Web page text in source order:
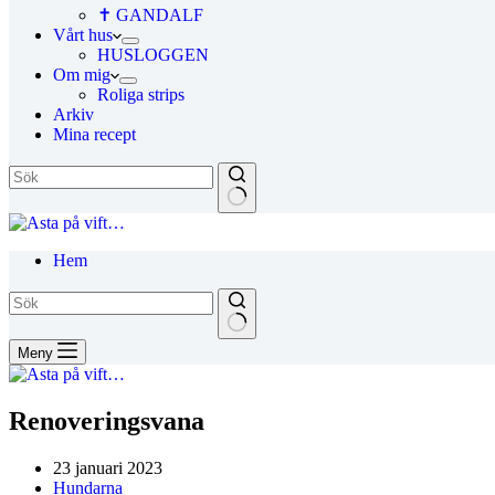
✝ GANDALF
Vårt hus
HUSLOGGEN
Om mig
Roliga strips
Arkiv
Mina recept
Hem
Meny
Renoveringsvana
23 januari 2023
Hundarna